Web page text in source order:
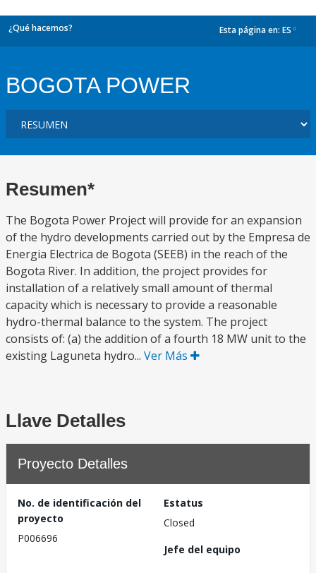
¿Qué hacemos? Esta página en: ES
BOGOTA POWER
Resumen*
The Bogota Power Project will provide for an expansion
of the hydro developments carried out by the Empresa de
Energia Electrica de Bogota (SEEB) in the reach of the
Bogota River. In addition, the project provides for
installation of a relatively small amount of thermal
capacity which is necessary to provide a reasonable
hydro-thermal balance to the system. The project
consists of: (a) the addition of a fourth 18 MW unit to the
existing Laguneta hydro... Ver Más
Llave Detalles
Proyecto Detalles
No. de identificación del
proyecto
P006696
Estatus
Closed
Jefe del equipo